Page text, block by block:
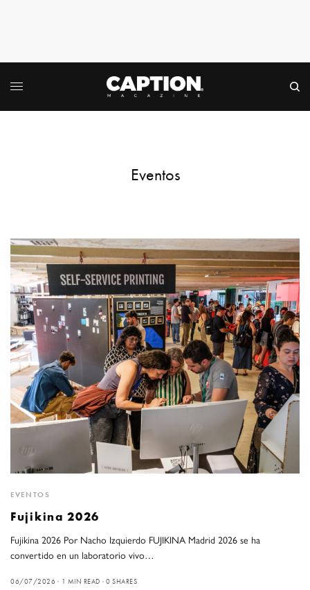
Eventos
EVENTOS
Fujikina 2026
Fujikina 2026 Por Nacho Izquierdo FUJIKINA Madrid 2026 se ha
convertido en un laboratorio vivo…
06/07/2026 1 MIN READ 0 SHARES